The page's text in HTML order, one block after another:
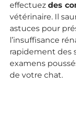
effectuez des
vétérinaire. Il
astuces pour
l’insuffisance
rapidement des
examens
de votre chat.